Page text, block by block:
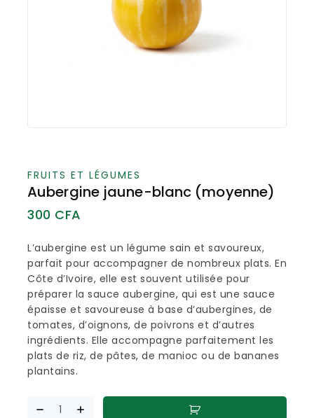
FRUITS ET LÉGUMES
Aubergine jaune-blanc (moyenne)
300 CFA
L’aubergine est un légume sain et savoureux,
parfait pour accompagner de nombreux plats. En
Côte d’Ivoire, elle est souvent utilisée pour
préparer la sauce aubergine, qui est une sauce
épaisse et savoureuse à base d’aubergines, de
tomates, d’oignons, de poivrons et d’autres
ingrédients. Elle accompagne parfaitement les
plats de riz, de pâtes, de manioc ou de bananes
plantains.